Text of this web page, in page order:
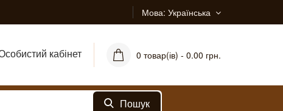
Мова Українська
кабінет 0 товар(ів) - 0.00 грн.
Пошук